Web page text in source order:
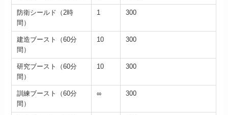
防衛シールド（2時
間）
1 300
建造ブースト（60分
間）
10 300
研究ブースト（60分
間）
10 300
訓練ブースト（60分
間）
∞ 300